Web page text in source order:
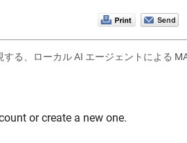
する、ローカル AI エージェントによる
or create a new one.